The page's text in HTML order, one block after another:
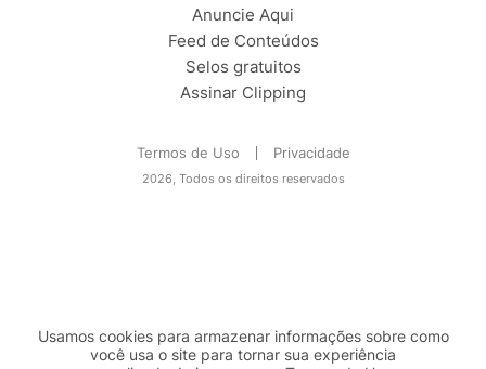
Anuncie Aqui
Feed de Conteúdos
Selos gratuitos
Assinar Clipping
Termos de Uso Privacidade
2026, Todos os direitos reservados
Usamos cookies para armazenar informações sobre como
você usa o site para tornar sua experiência